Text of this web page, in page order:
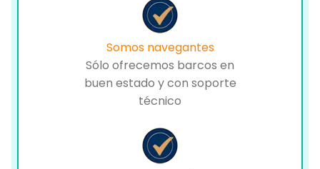
Somos navegantes
Sólo ofrecemos barcos en
buen estado y con soporte
técnico